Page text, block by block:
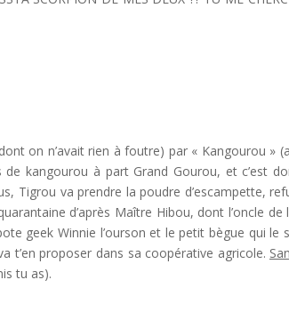
on n’avait rien à foutre) par « Kangourou »
kangourou à part Grand Gourou, et c’est
Tigrou va prendre la poudre d’escampette,
d’après Maître Hibou, dont l’oncle de
geek Winnie l’ourson et le petit bègue qui le
t’en proposer dans sa coopérative agricole.
tu as).